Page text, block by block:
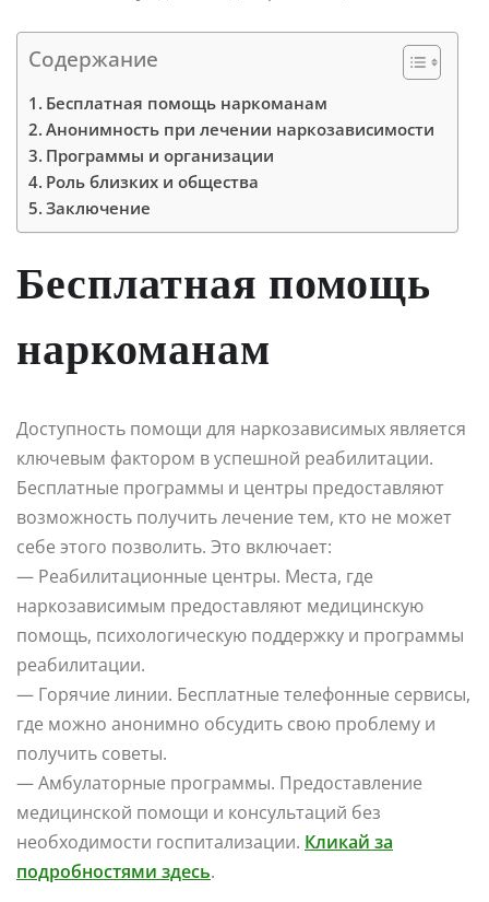
Содержание
Бесплатная помощь наркоманам
Анонимность при лечении наркозависимости
Программы и организации
Роль близких и общества
Заключение
Бесплатная помощь
наркоманам
Доступность помощи для наркозависимых является
ключевым фактором в успешной реабилитации.
Бесплатные программы и центры предоставляют
возможность получить лечение тем, кто не может
себе этого позволить. Это включает:
— Реабилитационные центры. Места, где
наркозависимым предоставляют медицинскую
помощь, психологическую поддержку и программы
реабилитации.
— Горячие линии. Бесплатные телефонные сервисы,
где можно анонимно обсудить свою проблему и
получить советы.
— Амбулаторные программы. Предоставление
медицинской помощи и консультаций без
необходимости госпитализации. Кликай за
подробностями здесь.